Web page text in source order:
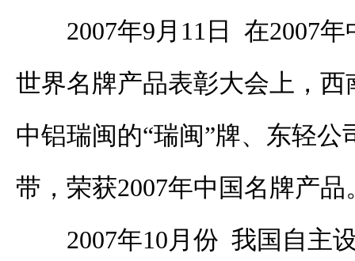
2007年9月11日 在2007
世界名牌产品表彰大会上，西
中铝瑞闽的“瑞闽”牌、东轻公
带，荣获2007年中国名牌产品
2007年10月份 我国自主